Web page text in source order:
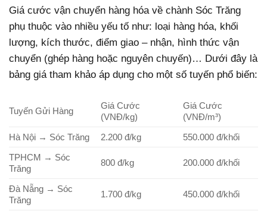
Giá cước vận chuyển hàng hóa về chành Sóc Trăng
phụ thuộc vào nhiều yếu tố như: loại hàng hóa, khối
lượng, kích thước, điểm giao – nhận, hình thức vận
chuyển (ghép hàng hoặc nguyên chuyến)… Dưới đây là
bảng giá tham khảo áp dụng cho một số tuyến phổ biến:
Tuyến Gửi Hàng
Giá Cước
(VNĐ/kg)
Giá Cước
(VNĐ/m³)
Hà Nội → Sóc Trăng
2.200 đ/kg
550.000 đ/khối
TPHCM → Sóc
Trăng
800 đ/kg 200.000 đ/khối
Đà Nẵng → Sóc
Trăng
1.700 đ/kg 450.000 đ/khối